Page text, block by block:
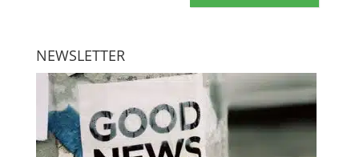
NEWSLETTER